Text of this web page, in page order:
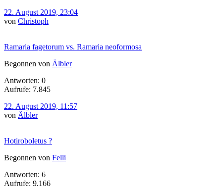
22. August 2019, 23:04
von Christoph
Ramaria fagetorum vs. Ramaria neoformosa
Begonnen von Älbler
Antworten: 0
Aufrufe: 7.845
22. August 2019, 11:57
von Älbler
Hotiroboletus ?
Begonnen von Felli
Antworten: 6
Aufrufe: 9.166